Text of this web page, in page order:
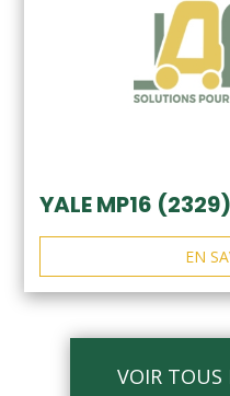
YALE MP16 (2329)
EN
VOIR TOUS